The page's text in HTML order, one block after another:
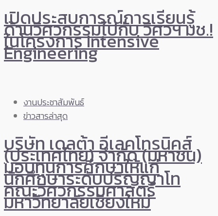
เปิดประสบการณ์การเรียนรู้
ด้านวิศวกรรมไปกับ วิศวฯ มช.!
ในโครงการ Intensive
Engineering
งานประชาสัมพันธ์
ข่าวสารล่าสุด
บริษัท เดลต้า อีเลคโทรนิคส์
(ประเทศไทย) จำกัด (มหาชน)
มอบทุนการศึกษาให้แก่
นักศึกษาระดับปริญญาโท
คณะวิศวกรรมศาสตร์
มหาวิทยาลัยเชียงใหม่